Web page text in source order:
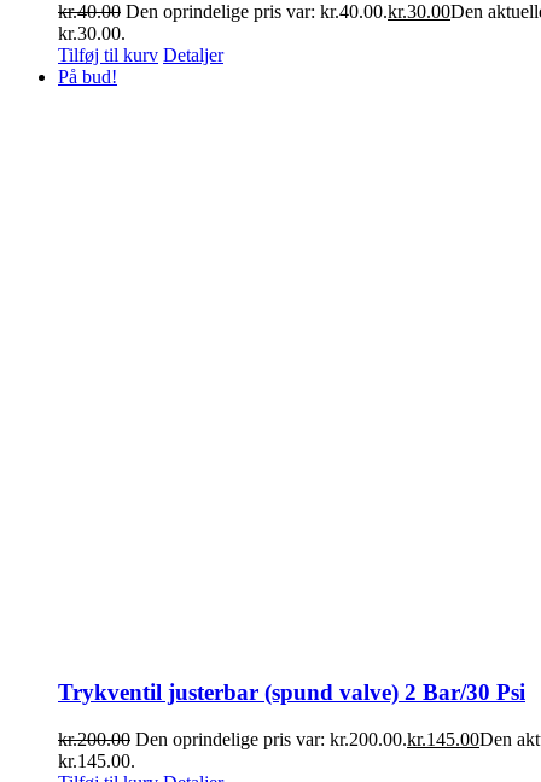
kr.40.00 Den oprindelige pris var: kr.40.00.kr.30.00Den
kr.30.00.
Tilføj til kurv Detaljer
På bud!
Trykventil justerbar (spund valve) 2 Bar/30 Psi
kr.200.00 Den oprindelige pris var: kr.200.00.kr.145.00Den
kr.145.00.